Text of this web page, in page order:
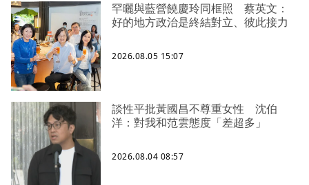
罕曬與藍營饒慶玲同框照 蔡英文：
好的地方政治是終結對立、彼此接力
2026.08.05 15:07
談性平批黃國昌不尊重女性 沈伯
洋：對我和范雲態度「差超多」
2026.08.04 08:57